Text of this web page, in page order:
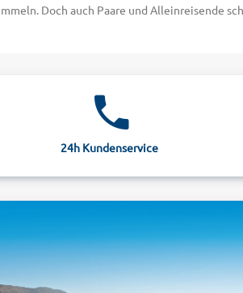
Doch auch Paare und Alleinreisende
schicke Boutiquen und Souvenirläden.
das Hotel "Elounda Garden Suites" mit
entdecken
Agios Nikolaos. Dort finden Sie eines des
kleinen Fischerbooten und den
wert ist die vor der Küste liegende Insel
24h Kundenservice